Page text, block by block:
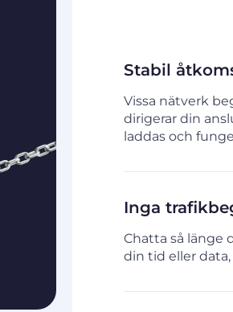
Stabil
Vissa nätverk
dirigerar din
laddas och
Inga
Chatta så länge
din tid eller